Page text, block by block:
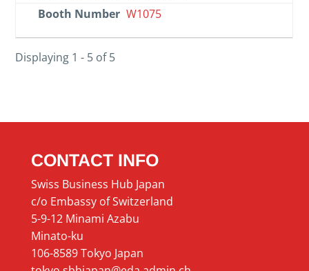
W1075
Displaying 1 - 5 of 5
CONTACT INFO
Swiss Business Hub Japan
c/o Embassy of Switzerland
5-9-12 Minami Azabu
Minato-ku
106-8589 Tokyo Japan